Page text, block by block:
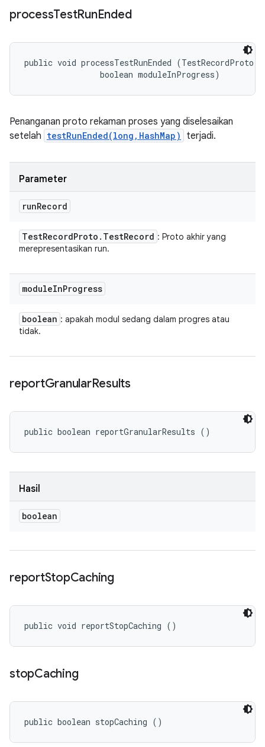
processTestRunEnded
public void processTestRunEnded
                boolean moduleInProgress)
Penanganan proto rekaman proses yang diselesaikan
setelah testRunEnded(long,HashMap) terjadi.
Parameter
runRecord
TestRecordProto . TestRecord : Proto akhir yang
merepresentasikan run.
moduleInProgress
boolean : apakah modul sedang dalam progres atau
tidak.
reportGranularResults
public boolean reportGranularResults ()
Hasil
boolean
reportStopCaching
public void reportStopCaching ()
stopCaching
public boolean stopCaching ()